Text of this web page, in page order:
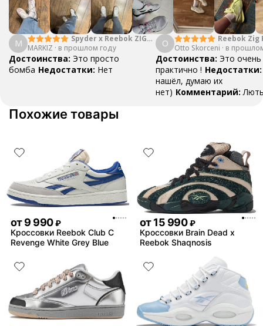
M
Spyder x Reebok ZIG
KINETICA EDGE 2.5
MARKIZ · в прошлом году
Достоинства: Это просто
бомба Недостатки: Нет
O
Reebok Zig
2.5 EDGE
Otto Skorceni · в
Достоинства: Это
практично ! Недостатки:
нашёл, думаю их
нет) Комментарий:
Похожие товары
от9 990 ₽
Кроссовки Reebok Club C
Revenge White Grey Blue
от15 990 ₽
Кроссовки Brain Dead x
Reebok Shaqnosis